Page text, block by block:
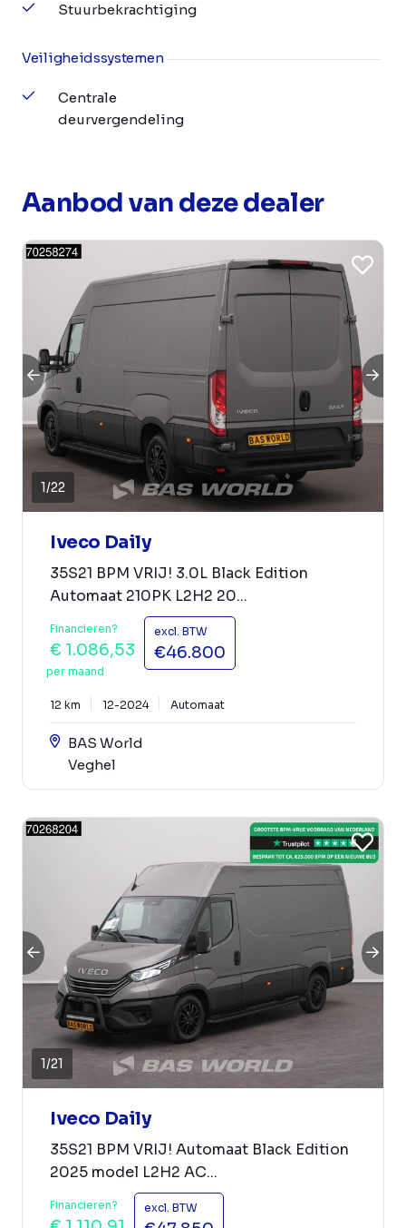
Stuurbekrachtiging
Veiligheidssystemen
Centrale
deurvergendeling
Aanbod van deze dealer
1/22
Iveco Daily
35S21 BPM VRIJ! 3.0L Black Edition
Automaat 210PK L2H2 20...
Financieren?
€ 1.086,53
per maand
excl. BTW
€46.800
12 km 12-2024 Automaat
BAS World
Veghel
1/21
Iveco Daily
35S21 BPM VRIJ! Automaat Black Edition
2025 model L2H2 AC...
Financieren? excl. BTW